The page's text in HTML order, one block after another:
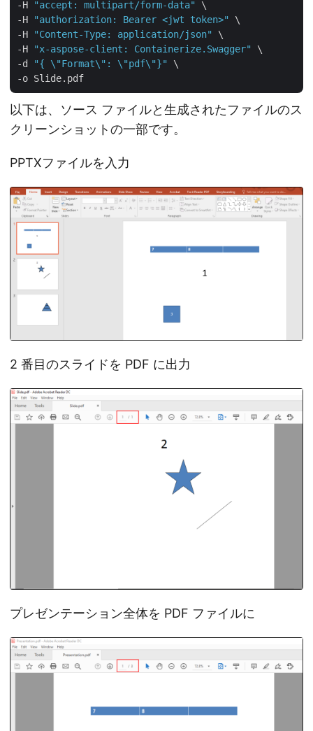
-H "accept: multipart/form-data"
\
-H
"authorization: Bearer <jwt token>"
\
-H
"Content-Type: application/json"
\
-H
"x-aspose-client: Containerize.Swagger"
\
-d
"{ \"Format\": \"pdf\"}"
\
以下は、ソース ファイルと生成されたファイルのス
クリーンショットの一部です。
PPTXファイルを入力
2 番目のスライドを PDF に出力
プレゼンテーション全体を PDF ファイルに